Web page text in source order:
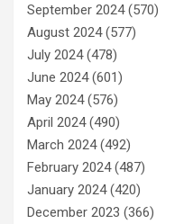
September 2024(570)
August 2024(577)
July 2024(478)
June 2024(601)
May 2024(576)
April 2024(490)
March 2024(492)
February 2024(487)
January 2024(420)
December 2023 (366)